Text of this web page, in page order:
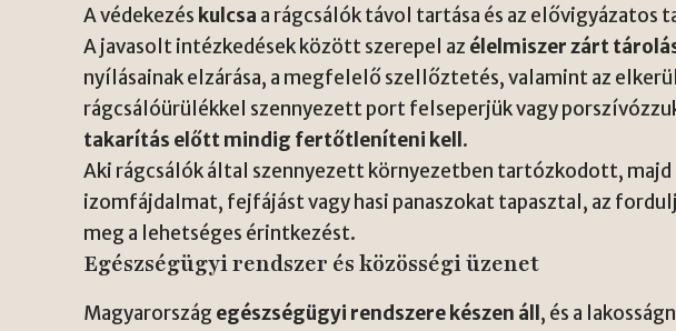
A védekezés kulcsa a rágcsálók távol tartása és az elővigyázatos
A javasolt intézkedések között szerepel az élelmiszer zárt
nyílásainak elzárása, a megfelelő szellőztetés, valamint az
rágcsálóürülékkel szennyezett port felseperjük vagy
takarítás előtt mindig fertőtleníteni kell.
Aki rágcsálók által szennyezett környezetben tartózkodott,
izomfájdalmat, fejfájást vagy hasi panaszokat tapasztal, az
meg a lehetséges érintkezést.
Egészségügyi rendszer és közösségi üzenet
Magyarország egészségügyi rendszere készen áll , és a